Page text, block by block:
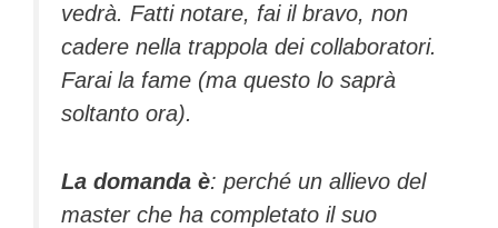
vedrà. Fatti notare, fai il bravo, non
cadere nella trappola dei collaboratori.
Farai la fame (ma questo lo saprà
soltanto ora).
La domanda è: perché un allievo del
master che ha completato il suo